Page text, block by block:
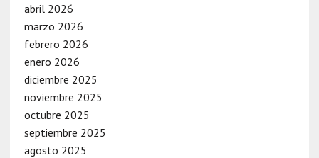
abril 2026
marzo 2026
febrero 2026
enero 2026
diciembre 2025
noviembre 2025
octubre 2025
septiembre 2025
agosto 2025